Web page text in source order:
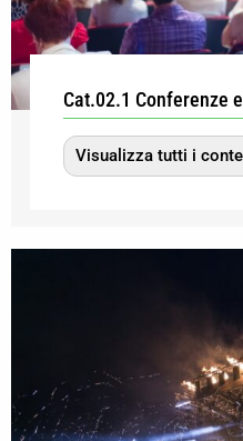
Cat.02.1 Conferenze
Visualizza tutti i